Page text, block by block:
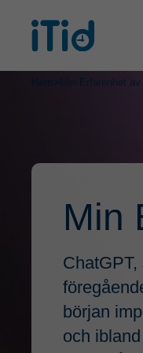
Hem >
Min
början
och